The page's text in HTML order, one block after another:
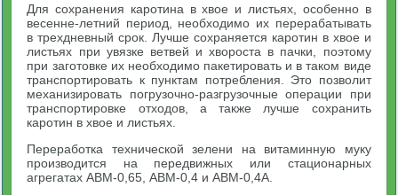
Для сохранения каротина в хвое и листьях, особенно в
весенне-летний период, необходимо их перерабатывать
в трехдневный срок. Лучше сохраняется каротин в хвое и
листьях при увязке ветвей и хвороста в пачки, поэтому
при заготовке их необходимо пакетировать и в таком виде
транспортировать к пунктам потребления. Это позволит
механизировать погрузочно-разгрузочные операции при
транспортировке отходов, а также лучше сохранить
каротин в хвое и листьях.
Переработка технической зелени на витаминную муку
производится на передвижных или стационарных
агрегатах АВМ-0,65, АВМ-0,4 и АВМ-0,4А.